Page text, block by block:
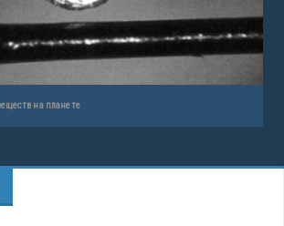
на планете